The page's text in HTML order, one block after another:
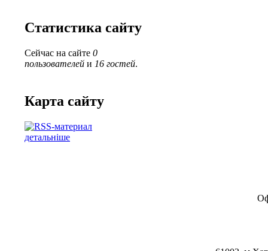
Статистика сайту
Сейчас на сайте 0
пользователей и 16 гостей.
Карта сайту
детальніше